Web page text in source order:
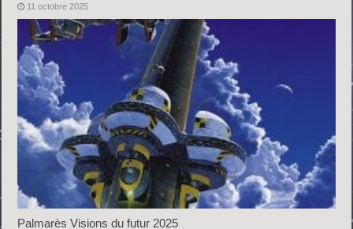
11 octobre 2025
Palmarès Visions du futur 2025